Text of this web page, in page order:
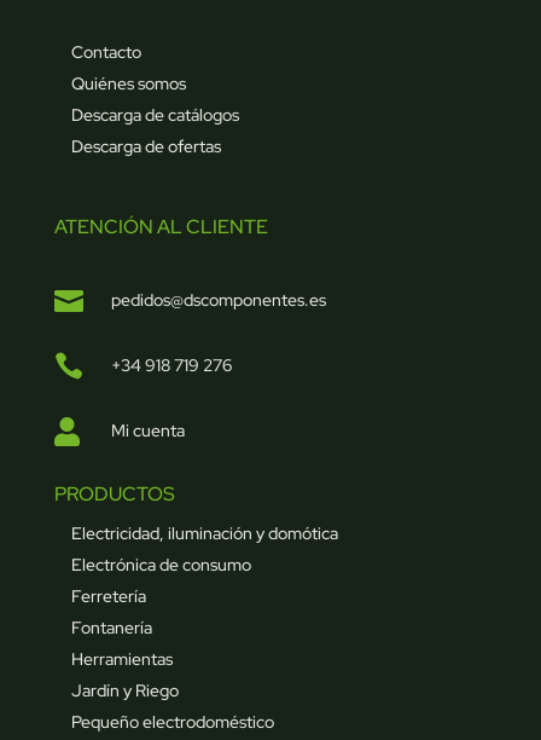
Contacto
Quiénes somos
Descarga de catálogos
Descarga de ofertas
ATENCIÓN AL CLIENTE
 pedidos@dscomponentes.es
 +34 918 719 276
 Mi cuenta
PRODUCTOS
Electricidad, iluminación y domótica
Electrónica de consumo
Ferretería
Fontanería
Herramientas
Jardín y Riego
Pequeño electrodoméstico